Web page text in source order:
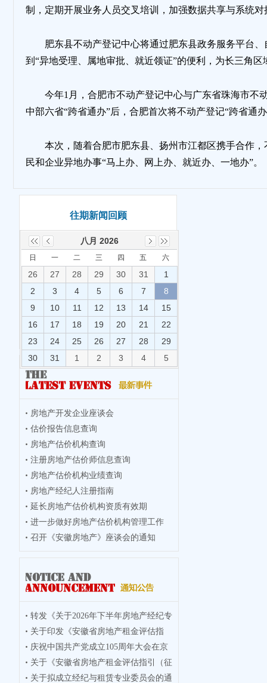
制，定期开展业务人员交叉培训，加强数据共享与系统
肥东县不动产登记中心将通过肥东县政务服务平台
到“异地受理、属地审批、就近领证”的便利，为长三角
今年1月，合肥市不动产登记中心与广东省珠海市不
中部六省“跨省通办”后，合肥首次将不动产登记“跨省通
本次，随着合肥市肥东县、扬州市江都区携手合作
民和企业异地办事“马上办、网上办、就近办、一地办”。
往期新闻回顾
八月 2026
日 一 二 三 四 五 六
26 27 28 29 30 31
1
2
3 4 5 6 7
8
9
10 11 12 13 14
15
16
17 18 19 20 21
22
23
24 25 26 27 28
29
30
31 1 2 3 4 5
房地产开发企业座谈会
估价报告信息查询
房地产估价机构查询
注册房地产估价师信息查询
房地产估价机构业绩查询
房地产经纪人注册指南
延长房地产估价机构资质有效期
进一步做好房地产估价机构管理工作
召开《安徽房地产》座谈会的通知
转发《关于2026年下半年房地产经纪专
业人员
关于印发《安徽省房地产租金评估指
引》的通
庆祝中国共产党成立105周年大会在京
隆重举
关于《安徽省房地产租金评估指引（征
求意见
关于拟成立经纪与租赁专业委员会的通